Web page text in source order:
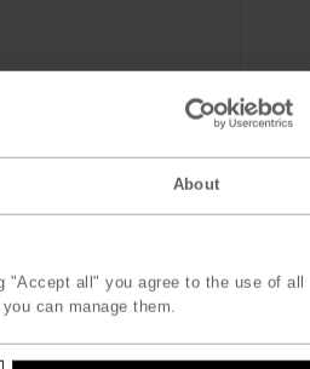
About
all" you agree to the use of all
can manage them.